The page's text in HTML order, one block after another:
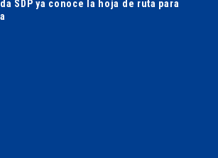
SDP ya conoce la hoja de ruta para